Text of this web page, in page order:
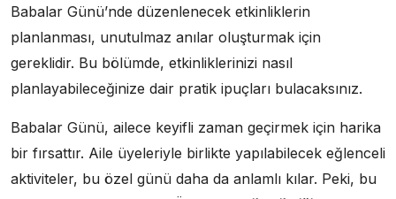
Babalar Günü’nde düzenlenecek etkinliklerin
planlanması, unutulmaz anılar oluşturmak için
gereklidir. Bu bölümde, etkinliklerinizi nasıl
planlayabileceğinize dair pratik ipuçları bulacaksınız.
Babalar Günü, ailece keyifli zaman geçirmek için harika
bir fırsattır. Aile üyeleriyle birlikte yapılabilecek eğlenceli
aktiviteler, bu özel günü daha da anlamlı kılar. Peki, bu